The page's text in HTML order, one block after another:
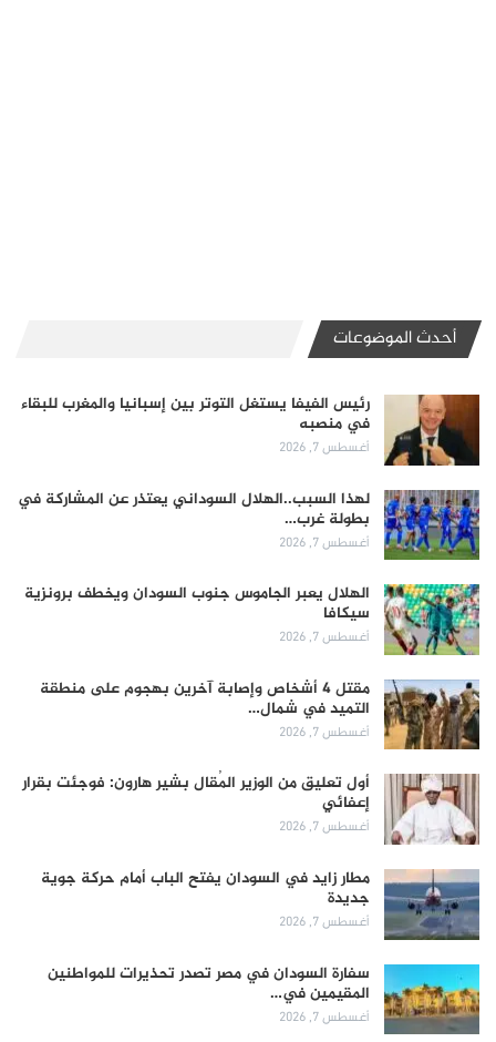
أحدث الموضوعات
رئيس الفيفا يستغل التوتر بين إسبانيا والمغرب للبقاء
في منصبه
أغسطس 7, 2026
لهذا السبب..الهلال السوداني يعتذر عن المشاركة في
بطولة غرب…
أغسطس 7, 2026
الهلال يعبر الجاموس جنوب السودان ويخطف برونزية
سيكافا
أغسطس 7, 2026
مقتل 4 أشخاص وإصابة آخرين بهجوم على منطقة
التميد في شمال…
أغسطس 7, 2026
أول تعليق من الوزير المُقال بشير هارون: فوجئت بقرار
إعفائي
أغسطس 7, 2026
مطار زايد في السودان يفتح الباب أمام حركة جوية
جديدة
أغسطس 7, 2026
سفارة السودان في مصر تصدر تحذيرات للمواطنين
المقيمين في…
أغسطس 7, 2026